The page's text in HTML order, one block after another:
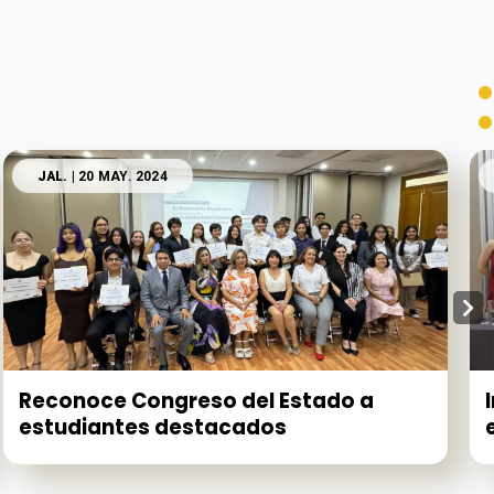
JAL. | 20 MAY. 2024
Reconoce Congreso del Estado a
estudiantes destacados